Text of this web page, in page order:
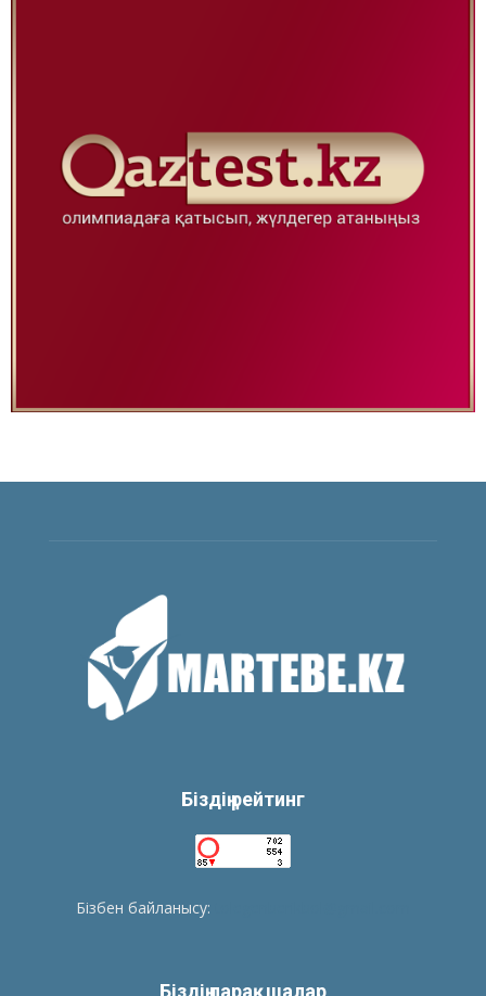
Біздің рейтинг
Бізбен байланысу:
Біздің парақшалар